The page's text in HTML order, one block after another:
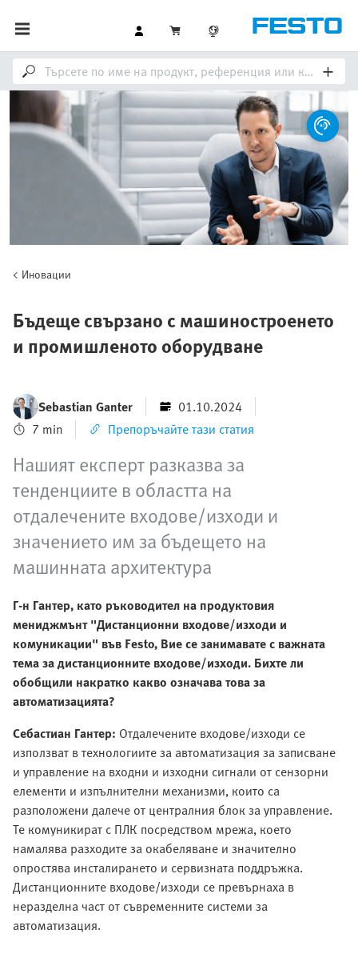
Иновации
Бъдеще свързано с машиностроенето
и промишленото оборудване
Sebastian Ganter
01.10.2024
7 min
Препоръчайте тази статия
Нашият експерт разказва за
тенденциите в областта на
отдалечените входове/изходи и
значението им за бъдещето на
машинната архитектура
Г-н Гантер, като ръководител на продуктовия
мениджмънт "Дистанционни входове/изходи и
комуникации" във Festo, Вие се занимавате с важната
тема за дистанционните входове/изходи. Бихте ли
обобщили накратко какво означава това за
автоматизацията?
Себастиан Гантер: Отдалечените входове/изходи се
използват в технологиите за автоматизация за записване
и управление на входни и изходни сигнали от сензорни
елементи и изпълнителни механизми, които са
разположени далече от централния блок за управление.
Те комуникират с ПЛК посредством мрежа, което
намалява разходите за окабеляване и значително
опростява инсталирането и сервизната поддръжка.
Дистанционните входове/изходи се превърнаха в
неразделна част от съвременните системи за
автоматизация.